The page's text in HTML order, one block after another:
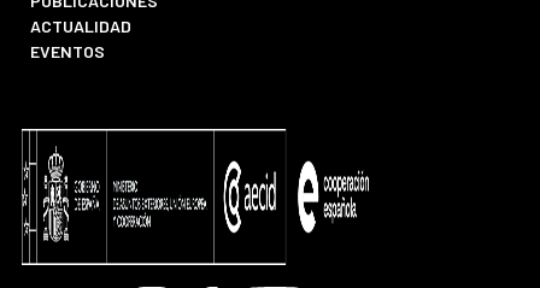
ACTUALIDAD
EVENTOS